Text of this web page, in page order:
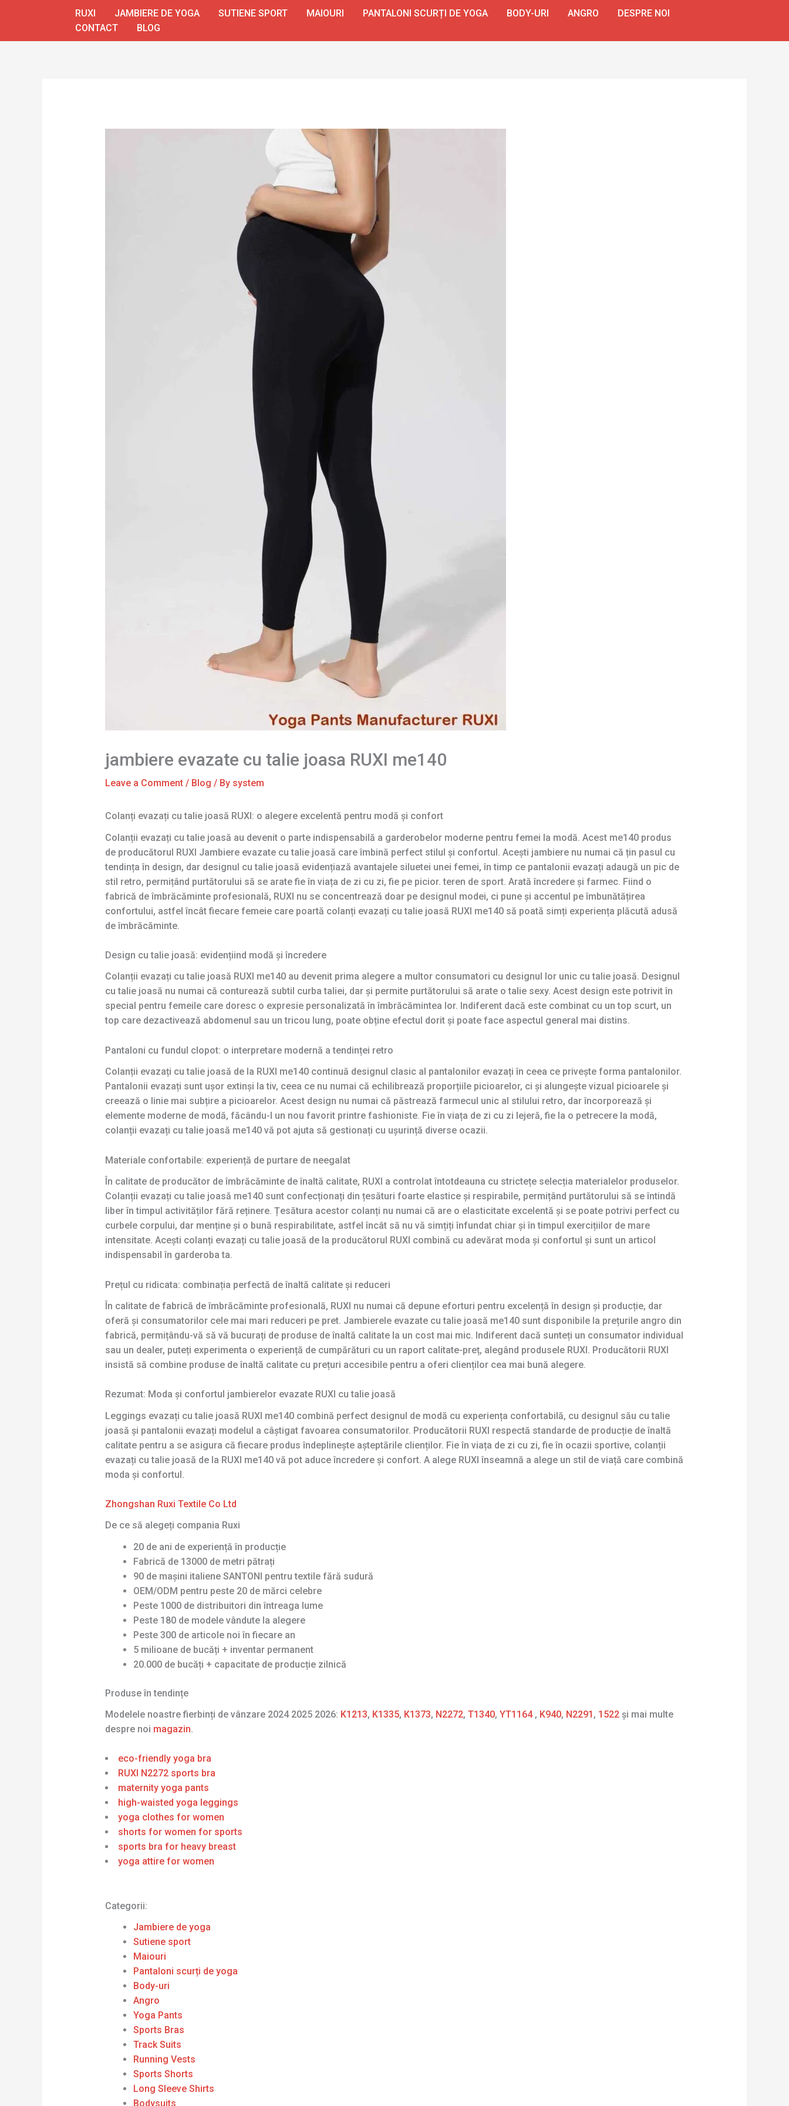
RUXI JAMBIERE DE YOGA SUTIENE SPORT MAIOURI PANTALONI SCURȚI DE YOGA BODY-URI ANGRO
DESPRE NOI
CONTACT
BLOG
jambiere evazate cu talie joasa RUXI me140
Leave a Comment / Blog / By system
Colanți evazați cu talie joasă RUXI: o alegere excelentă pentru modă și confort
Colanții evazați cu talie joasă au devenit o parte indispensabilă a garderobelor moderne pentru femei la modă. Acest me140 produs
de producătorul RUXI Jambiere evazate cu talie joasă care îmbină perfect stilul și confortul. Acești jambiere nu numai că țin pasul cu
tendința în design, dar designul cu talie joasă evidențiază avantajele siluetei unei femei, în timp ce pantalonii evazați adaugă un pic de
stil retro, permițând purtătorului să se arate fie în viața de zi cu zi, fie pe picior. teren de sport. Arată încredere și farmec. Fiind o
fabrică de îmbrăcăminte profesională, RUXI nu se concentrează doar pe designul modei, ci pune și accentul pe îmbunătățirea
confortului, astfel încât fiecare femeie care poartă colanți evazați cu talie joasă RUXI me140 să poată simți experiența plăcută adusă
de îmbrăcăminte.
Design cu talie joasă: evidențiind modă și încredere
Colanții evazați cu talie joasă RUXI me140 au devenit prima alegere a multor consumatori cu designul lor unic cu talie joasă. Designul
cu talie joasă nu numai că conturează subtil curba taliei, dar și permite purtătorului să arate o talie sexy. Acest design este potrivit în
special pentru femeile care doresc o expresie personalizată în îmbrăcămintea lor. Indiferent dacă este combinat cu un top scurt, un
top care dezactivează abdomenul sau un tricou lung, poate obține efectul dorit și poate face aspectul general mai distins.
Pantaloni cu fundul clopot: o interpretare modernă a tendinței retro
Colanții evazați cu talie joasă de la RUXI me140 continuă designul clasic al pantalonilor evazați în ceea ce privește forma pantalonilor.
Pantalonii evazați sunt ușor extinși la tiv, ceea ce nu numai că echilibrează proporțiile picioarelor, ci și alungește vizual picioarele și
creează o linie mai subțire a picioarelor. Acest design nu numai că păstrează farmecul unic al stilului retro, dar încorporează și
elemente moderne de modă, făcându-l un nou favorit printre fashioniste. Fie în viața de zi cu zi lejeră, fie la o petrecere la modă,
colanții evazați cu talie joasă me140 vă pot ajuta să gestionați cu ușurință diverse ocazii.
Materiale confortabile: experiență de purtare de neegalat
În calitate de producător de îmbrăcăminte de înaltă calitate, RUXI a controlat întotdeauna cu strictețe selecția materialelor produselor.
Colanții evazați cu talie joasă me140 sunt confecționați din țesături foarte elastice și respirabile, permițând purtătorului să se întindă
liber în timpul activităților fără reținere. Țesătura acestor colanți nu numai că are o elasticitate excelentă și se poate potrivi perfect cu
curbele corpului, dar menține și o bună respirabilitate, astfel încât să nu vă simțiți înfundat chiar și în timpul exercițiilor de mare
intensitate. Acești colanți evazați cu talie joasă de la producătorul RUXI combină cu adevărat moda și confortul și sunt un articol
indispensabil în garderoba ta.
Prețul cu ridicata: combinația perfectă de înaltă calitate și reduceri
În calitate de fabrică de îmbrăcăminte profesională, RUXI nu numai că depune eforturi pentru excelență în design și producție, dar
oferă și consumatorilor cele mai mari reduceri pe pret. Jambierele evazate cu talie joasă me140 sunt disponibile la prețurile angro din
fabrică, permițându-vă să vă bucurați de produse de înaltă calitate la un cost mai mic. Indiferent dacă sunteți un consumator individual
sau un dealer, puteți experimenta o experiență de cumpărături cu un raport calitate-preț, alegând produsele RUXI. Producătorii RUXI
insistă să combine produse de înaltă calitate cu prețuri accesibile pentru a oferi clienților cea mai bună alegere.
Rezumat: Moda și confortul jambierelor evazate RUXI cu talie joasă
Leggings evazați cu talie joasă RUXI me140 combină perfect designul de modă cu experiența confortabilă, cu designul său cu talie
joasă și pantalonii evazați modelul a câștigat favoarea consumatorilor. Producătorii RUXI respectă standarde de producție de înaltă
calitate pentru a se asigura că fiecare produs îndeplinește așteptările clienților. Fie în viața de zi cu zi, fie în ocazii sportive, colanții
evazați cu talie joasă de la RUXI me140 vă pot aduce încredere și confort. A alege RUXI înseamnă a alege un stil de viață care combină
moda și confortul.
Zhongshan Ruxi Textile Co Ltd
De ce să alegeți compania Ruxi
20 de ani de experiență în producție
Fabrică de 13000 de metri pătrați
90 de mașini italiene SANTONI pentru textile fără sudură
OEM/ODM pentru peste 20 de mărci celebre
Peste 1000 de distribuitori din întreaga lume
Peste 180 de modele vândute la alegere
Peste 300 de articole noi în fiecare an
5 milioane de bucăți + inventar permanent
20.000 de bucăți + capacitate de producție zilnică
Produse în tendințe
Modelele noastre fierbinți de vânzare 2024 2025 2026: K1213, K1335, K1373, N2272, T1340, YT1164, K940, N2291 , 1522 și mai multe
despre noi magazin.
eco-friendly yoga bra
RUXI N2272 sports bra
maternity yoga pants
high-waisted yoga leggings
yoga clothes for women
shorts for women for sports
sports bra for heavy breast
yoga attire for women
Categorii:
Jambiere de yoga
Sutiene sport
Maiouri
Pantaloni scurți de yoga
Body-uri
Angro
Yoga Pants
Sports Bras
Track Suits
Running Vests
Sports Shorts
Long Sleeve Shirts
Bodysuits